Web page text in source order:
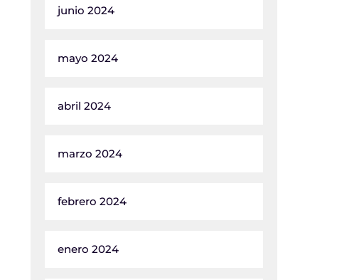
junio 2024
mayo 2024
abril 2024
marzo 2024
febrero 2024
enero 2024